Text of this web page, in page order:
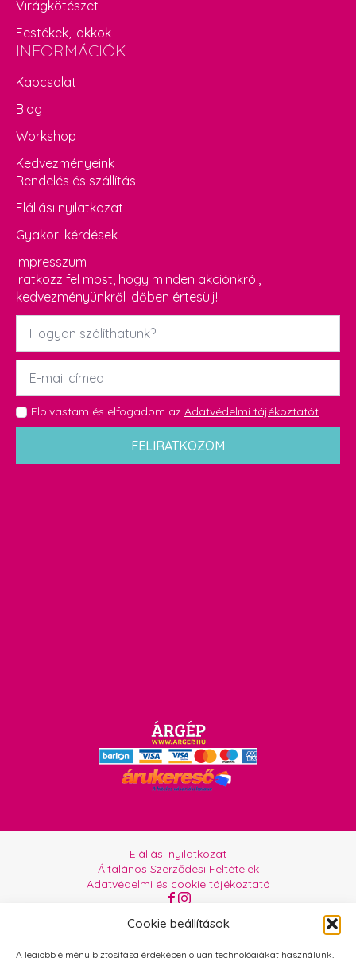
Cookie beállítások
A legjobb élmény biztosítása érdekében olyan technológiákat használunk,
Virágkötészet
Festékek, lakkok
INFORMÁCIÓK
Kapcsolat
Blog
Workshop
Kedvezményeink
Rendelés és szállítás
Elállási nyilatkozat
Gyakori kérdések
Impresszum
Iratkozz fel most, hogy minden akciónkról,
kedvezményünkről időben értesülj!
Név
Email
GDPR
*
Elolvastam és elfogadom az Adatvédelmi tájékoztatót.
FELIRATKOZOM
Elállási nyilatkozat
Általános Szerződési Feltételek
Adatvédelmi és cookie tájékoztató